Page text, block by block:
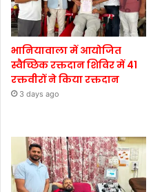
भानियावाला में आयोजित
स्वैच्छिक रक्तदान शिविर में 41
रक्तवीरों ने किया रक्तदान
3 days ago